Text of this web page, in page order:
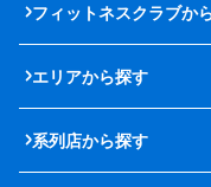
フィットネスクラブか
エリアから探す
系列店から探す